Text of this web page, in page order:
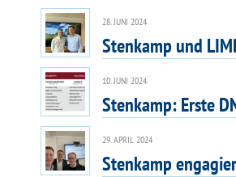
28. JUNI 2024
Stenkamp und
10. JUNI 2024
Stenkamp: Erste
29. APRIL 2024
Stenkamp